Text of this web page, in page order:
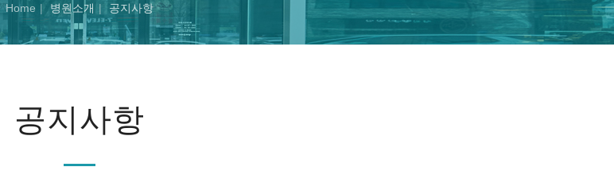
Home 병원소개 공지사항
공지사항